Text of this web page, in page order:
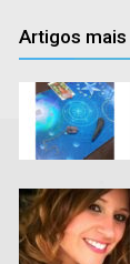
Artigos